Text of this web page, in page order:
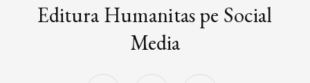
Editura Humanitas pe Social
Media